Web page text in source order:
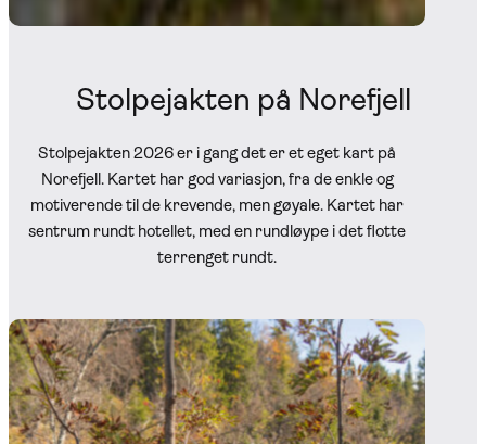
Stolpejakten på Norefjell
Stolpejakten 2026 er i gang det er et eget kart på
Norefjell. Kartet har god variasjon, fra de enkle og
motiverende til de krevende, men gøyale. Kartet har
sentrum rundt hotellet, med en rundløype i det flotte
terrenget rundt.